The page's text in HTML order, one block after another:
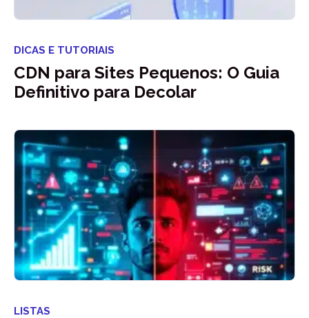
DICAS E TUTORIAIS
CDN para Sites Pequenos: O Guia
Definitivo para Decolar
LISTAS